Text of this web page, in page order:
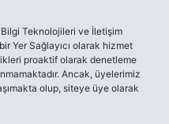
Teknolojileri ve İletişim
Yer Sağlayıcı olarak hizmet
proaktif olarak denetleme
Ancak, üyelerimiz
olup, siteye üye olarak